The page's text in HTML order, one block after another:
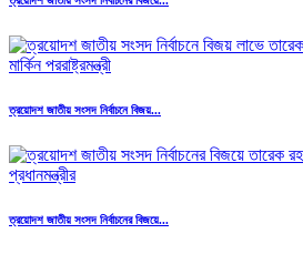
ত্রয়োদশ জাতীয় সংসদ নির্বাচনে বিজয়...
ত্রয়োদশ জাতীয় সংসদ নির্বাচনের বিজয়ে...